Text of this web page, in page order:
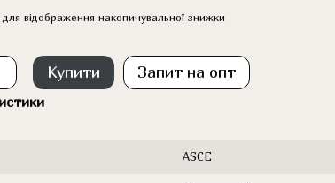
для відображення накопичувальної знижки
Купити Запит на опт
ASCE